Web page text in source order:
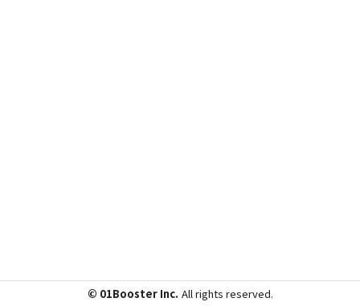
© 01Booster Inc. All rights reserved.